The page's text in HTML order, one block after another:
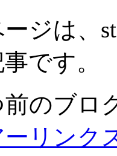
ジは、
です。
のブロ
ーリンク